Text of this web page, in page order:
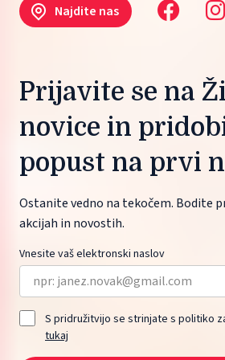
Najdite nas
Prijavite se na
novice in
popust na prvi
Ostanite vedno na tekočem. Bodite
akcijah in novostih.
Vnesite vaš elektronski naslov
S pridružitvijo se strinjate s politiko
tukaj